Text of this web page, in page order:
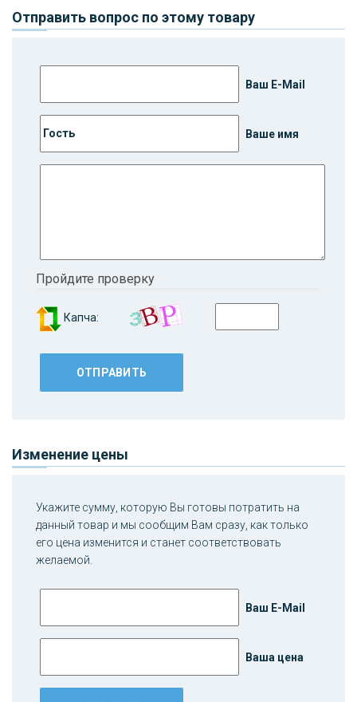
Отправить вопрос по этому товару
Ваш E-Mail
Ваше имя
Пройдите проверку
Капча:
Изменение цены
Укажите сумму, которую Вы готовы потратить на
данный товар и мы сообщим Вам сразу, как только
его цена изменится и станет соответствовать
желаемой.
Ваш E-Mail
Ваша цена